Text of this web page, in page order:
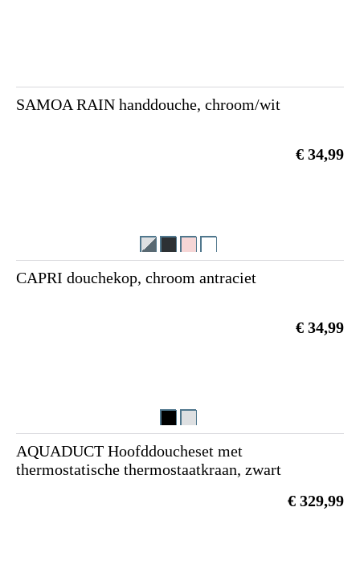
SAMOA RAIN handdouche, chroom/wit
€ 34,99
CAPRI douchekop, chroom antraciet
€ 34,99
AQUADUCT Hoofddoucheset met
thermostatische thermostaatkraan, zwart
€ 329,99